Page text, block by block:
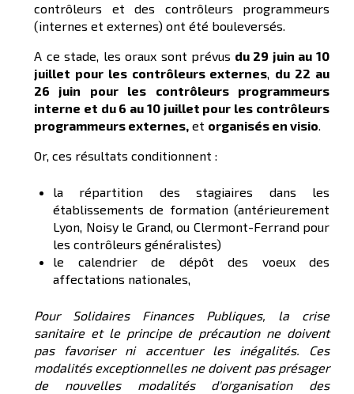
contrôleurs et des contrôleurs programmeurs
(internes et externes) ont été bouleversés.
A ce stade, les oraux sont prévus du 29 juin au 10
juillet pour les contrôleurs externes, du 22 au
26 juin pour les contrôleurs programmeurs
interne et du 6 au 10 juillet pour les contrôleurs
programmeurs externes, et organisés en visio.
Or, ces résultats conditionnent :
la répartition des stagiaires dans les
établissements de formation (antérieurement
Lyon, Noisy le Grand, ou Clermont-Ferrand pour
les contrôleurs généralistes)
le calendrier de dépôt des voeux des
affectations nationales,
Pour Solidaires Finances Publiques, la crise
sanitaire et le principe de précaution ne doivent
pas favoriser ni accentuer les inégalités. Ces
modalités exceptionnelles ne doivent pas présager
de nouvelles modalités d'organisation des